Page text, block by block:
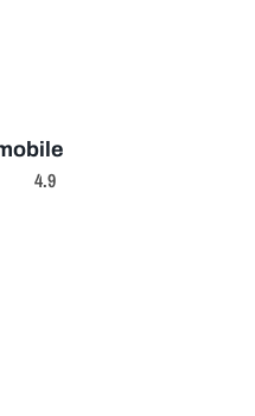
4.9